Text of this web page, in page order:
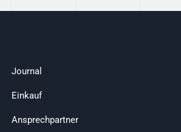
Journal
Einkauf
Ansprechpartner